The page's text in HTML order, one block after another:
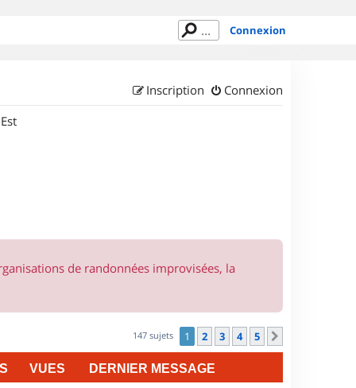
Connexion
Connexion
Inscription
de randonnées improvisées, la
147 sujets 1 2 3 4 5
VUES DERNIER MESSAGE